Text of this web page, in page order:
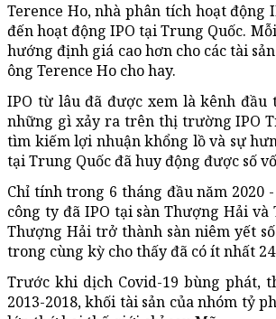
Terence Ho, nhà phân tích hoạt
đến hoạt động IPO tại Trung Quốc.
hướng định giá cao hơn cho các tài
ông Terence Ho cho hay.
IPO từ lâu đã được xem là kênh
những gì xảy ra trên thị trường IPO
tìm kiếm lợi nhuận khổng lồ và sự
tại Trung Quốc đã huy động được số
Chỉ tính trong 6 tháng đầu năm
công ty đã IPO tại sàn Thượng Hải
Thượng Hải trở thành sàn niêm yết
trong cùng kỳ cho thấy đã có ít nhất
Trước khi dịch Covid-19 bùng phát,
2013-2018, khối tài sản của nhóm tỷ